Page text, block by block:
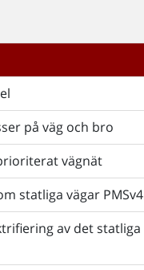
på väg och bro
vägnät
statliga vägar PMSv4
av det statliga